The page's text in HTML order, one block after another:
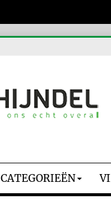
CATEGORIEËN